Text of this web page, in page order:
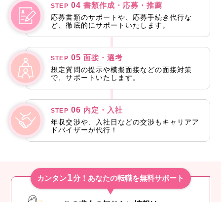
STEP 04 書類作成・応募・推薦
応募書類のサポートや、応募手続き代行な
ど、徹底的にサポートいたします。
STEP 05 面接・選考
想定質問の提示や模擬面接などの面接対策
で、サポートいたします。
STEP 06 内定・入社
年収交渉や、入社日などの交渉もキャリアア
ドバイザーが代行！
カンタン1分！あなたの転職を無料サポート